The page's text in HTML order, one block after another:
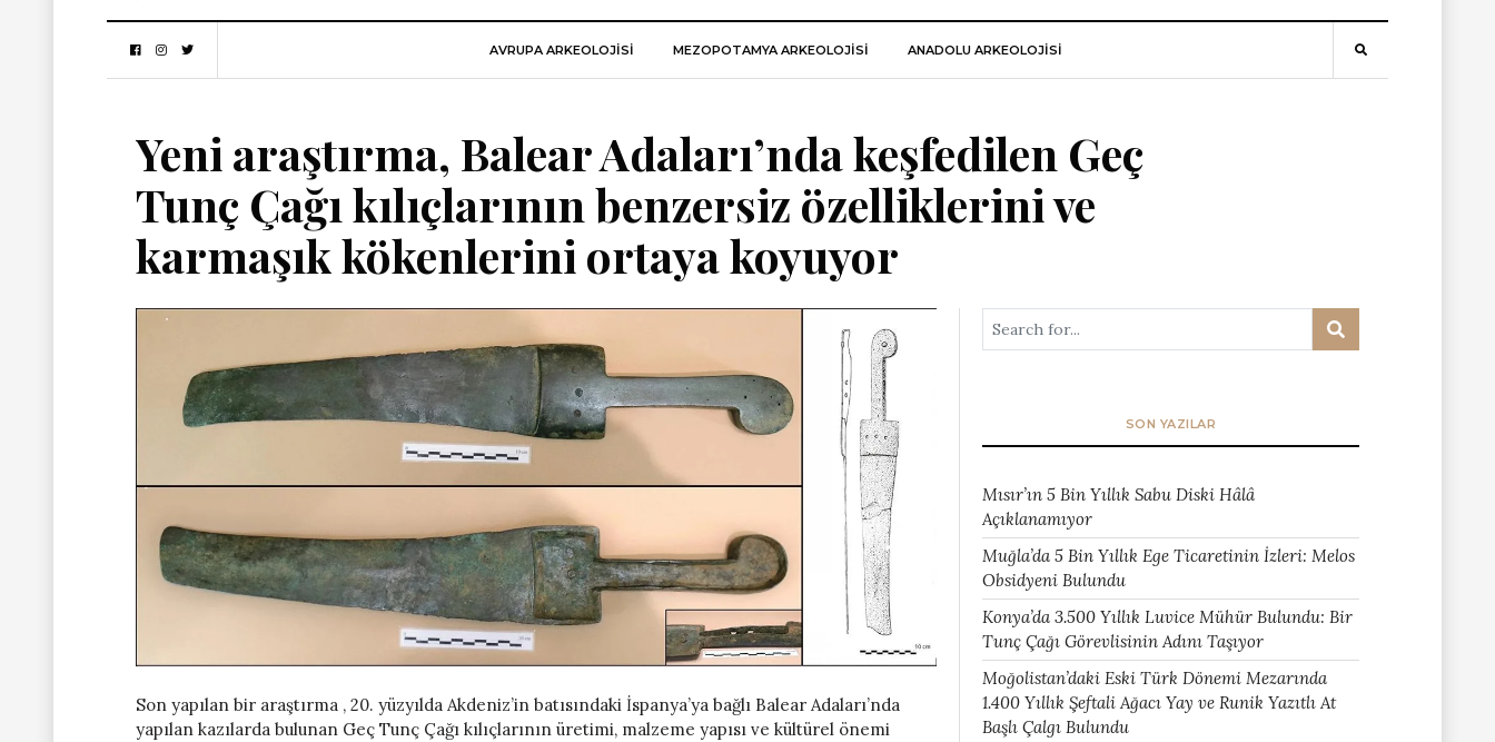
AVRUPA ARKEOLOJISI MEZOPOTAMYA ARKEOLOJISI ANADOLU ARKEOLOJİSİ
Yeni araştırma, Balear Adaları’nda keşfedilen Geç
Tunç Çağı kılıçlarının benzersiz özelliklerini ve
karmaşık kökenlerini ortaya koyuyor
Son yapılan bir araştırma , 20. yüzyılda Akdeniz’in batısındaki İspanya’ya bağlı Balear Adaları’nda
yapılan kazılarda bulunan Geç Tunç Çağı kılıçlarının üretimi, malzeme yapısı ve kültürel önemi
SON YAZILAR
Mısır’ın 5 Bin Yıllık Sabu Diski Hâlâ
Açıklanamıyor
Muğla’da 5 Bin Yıllık Ege Ticaretinin İzleri: Melos
Obsidyeni Bulundu
Konya’da 3.500 Yıllık Luvice Mühür Bulundu: Bir
Tunç Çağı Görevlisinin Adını Taşıyor
Moğolistan’daki Eski Türk Dönemi Mezarında
1.400 Yıllık Şeftali Ağacı Yay ve Runik Yazıtlı At
Başlı Çalgı Bulundu